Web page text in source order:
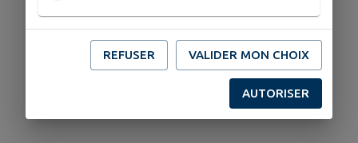
REFUSER VALIDER MON CHOIX
AUTORISER